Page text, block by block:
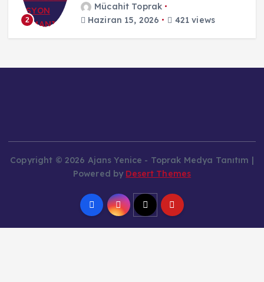
2
Mücahit Toprak
Haziran 15, 2026
421 views
Copyright © 2026 Ajans Yenice - Toprak Medya Tanıtım |
Powered by Desert Themes